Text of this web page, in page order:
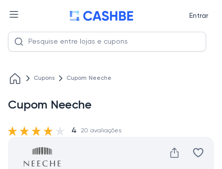
Entrar
Cupons Cupom Neeche
Cupom Neeche
4 20 avaliações